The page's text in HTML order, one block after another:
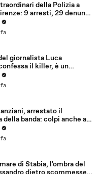
della Polizia a
9 arresti, 29 denunce
persone identificate
giornalista Luca
il killer, è un
(25.07.26)
arrestato il
banda: colpi anche ad
300mila euro il bottino
di Stabia, l'ombra del